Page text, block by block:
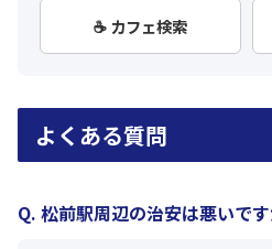
☕ カフェ検索
よくある質問
Q. 松前駅周辺の治安は悪いです